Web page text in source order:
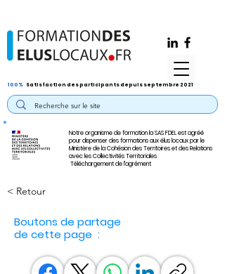
Notre organisme de formation la SAS FDEL est agréé
pour dispenser des formations aux élus locaux par le
Ministère de la Cohésion des Territoires et des Relations
avec les Collectivités Territoriales
Téléchargement de l'agrément
100% Satisfaction des participants depuis septembre 2021
< Retour
Boutons de partage
de cette page :